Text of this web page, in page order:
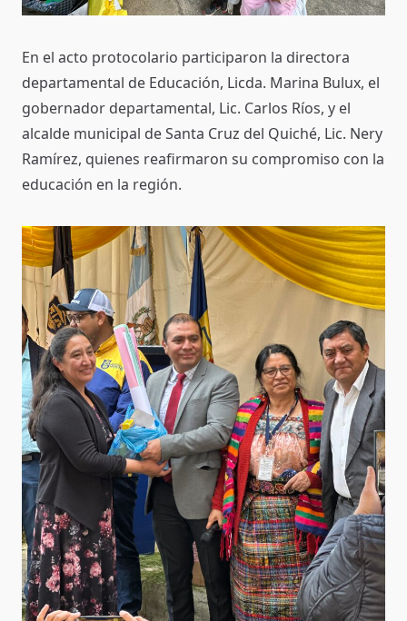
En el acto protocolario participaron la directora
departamental de Educación, Licda. Marina Bulux, el
gobernador departamental, Lic. Carlos Ríos, y el
alcalde municipal de Santa Cruz del Quiché, Lic. Nery
Ramírez, quienes reafirmaron su compromiso con la
educación en la región.